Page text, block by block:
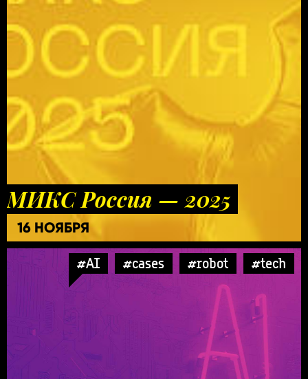
МИКС Россия — 2025
16 НОЯБРЯ
#AI #cases #robot #tech